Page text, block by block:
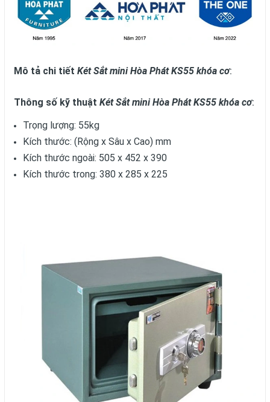
Mô tả chi tiết Két Sắt mini Hòa Phát KS55 khóa cơ:
Thông số kỹ thuật Két Sắt mini Hòa Phát KS55 khóa cơ:
Trọng lượng: 55kg
Kích thước: (Rộng x Sâu x Cao) mm
Kích thước ngoài: 505 x 452 x 390
Kích thước trong: 380 x 285 x 225